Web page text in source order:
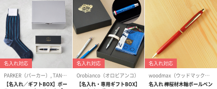
黒を基調とした高級感のある化粧箱に入れてお届けします。
中敷きもベロア調となっており、筆記具本体を傷つけない仕様に
なっております。
大切な人に、宝石のように美しいセルロイド製ボールペンを贈っ
てみませんか？